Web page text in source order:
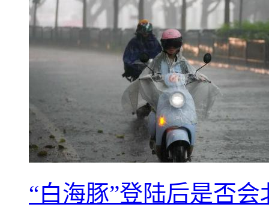
“白海豚”登陆后是否